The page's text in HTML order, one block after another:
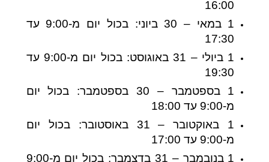
16:00
1 במאי – 30 ביוני: בכול יום מ-9:00 עד
17:30
1 ביולי – 31 באוגוסט: בכול יום מ-9:00 עד
19:30
1 בספטמבר – 30 בספטמבר: בכול יום
מ-9:00 עד 18:00
1 באוקטובר – 31 באוסטובר: בכול יום
מ-9:00 עד 17:00
1 בנובמבר – 31 בדצמבר: בכול יום מ-9:00